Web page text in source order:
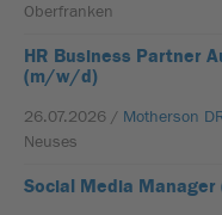
Oberfranken
HR Business Partner
(m/w/d)
26.07.2026 / Motherson
Neuses
Social Media